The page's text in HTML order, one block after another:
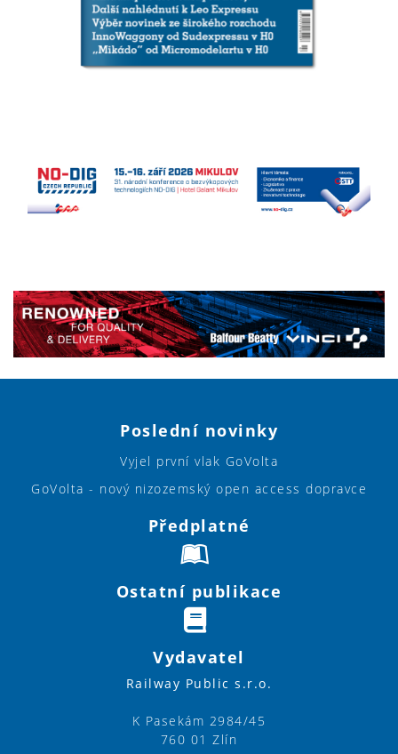
Poslední novinky
Vyjel první vlak GoVolta
GoVolta - nový nizozemský open access dopravce
Předplatné
Ostatní publikace
Vydavatel
Railway Public s.r.o.
K Pasekám 2984/45
760 01 Zlín